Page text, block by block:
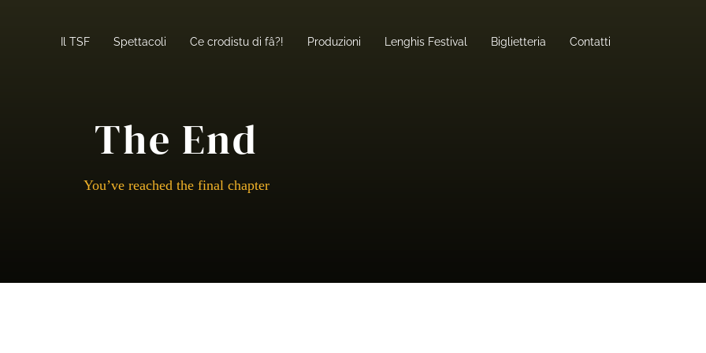
Il TSF Spettacoli Ce crodistu di fâ?! Produzioni Lenghis Festival Biglietteria Contatti
The End
You’ve reached the final chapter